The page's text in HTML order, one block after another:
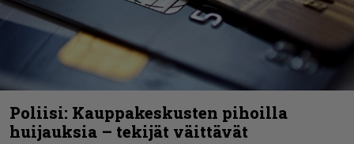
Poliisi: Kauppakeskusten pihoilla
huijauksia – tekijät väittävät